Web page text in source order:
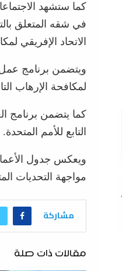
كما ستشهد
في شقه المتعلق
الاتحاد الإفريقي
ويتضمن برنامج عمل
لمكافحة الإرهاب
كما يتضمن برنامج
التابع للأمم المتحدة.
ويعكس جدول
مواجهة التحديات
مشاركة
مقالات ذات صلة